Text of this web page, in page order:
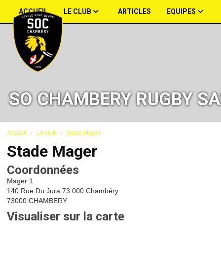
ACCUEIL LE CLUB ARTICLES EQUIPES
SO CHAMBERY RUGBY
Accueil Le club Stade Mager
Stade Mager
Coordonnées
Mager 1
140 Rue Du Jura 73 000 Chambéry
73000 CHAMBERY
Visualiser sur la carte